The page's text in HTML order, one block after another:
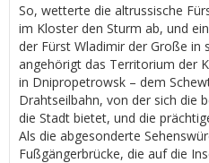
So, wetterte die altrussische
im Kloster den Sturm ab, und
der Fürst Wladimir der Große in
angehörigt das Territorium der
in Dnipropetrowsk – dem
Drahtseilbahn, von der sich die
die Stadt bietet, und die
Als die abgesonderte
Fußgängerbrücke, die auf die